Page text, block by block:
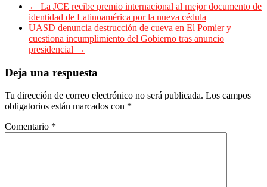
← La JCE recibe premio internacional al mejor documento de
identidad de Latinoamérica por la nueva cédula
UASD denuncia destrucción de cueva en El Pomier y
cuestiona incumplimiento del Gobierno tras anuncio
presidencial →
Deja una respuesta
Tu dirección de correo electrónico no será publicada. Los campos
obligatorios están marcados con *
Comentario *